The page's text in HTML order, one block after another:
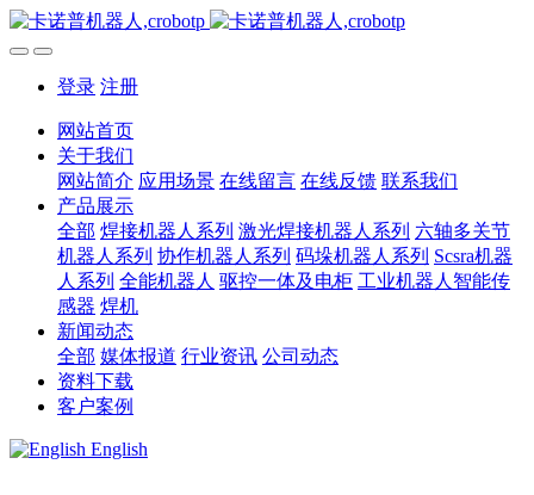
登录 注册
网站首页
关于我们
网站简介 应用场景 在线留言 在线反馈 联系我们
产品展示
全部 焊接机器人系列 激光焊接机器人系列 六轴多关节
机器人系列 协作机器人系列 码垛机器人系列 Scsra机器
人系列 全能机器人 驱控一体及电柜 工业机器人智能传
感器 焊机
新闻动态
全部 媒体报道 行业资讯 公司动态
资料下载
客户案例
English